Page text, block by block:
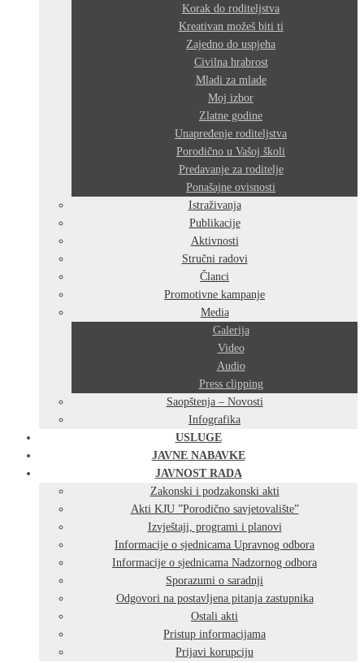
Korak do roditeljstva
Kreativan možeš biti ti
Zajedno do uspjeha
Civilna hrabrost
Mladi za mlade
Moj izbor
Zlatne godine
Unapređenje roditeljstva
Porodično u Vašoj školi
Predavanje za roditelje
Ponašajne ovisnosti
Istraživanja
Publikacije
Aktivnosti
Stručni radovi
Članci
Promotivne kampanje
Media
Galerija
Video
Audio
Press clipping
Saopštenja – Novosti
Infografika
USLUGE
JAVNE NABAVKE
JAVNOST RADA
Zakonski i podzakonski akti
Akti KJU ”Porodično savjetovalište”
Izvještaji, programi i planovi
Informacije o sjednicama Upravnog odbora
Informacije o sjednicama Nadzornog odbora
Sporazumi o saradnji
Odgovori na postavljena pitanja zastupnika
Ostali akti
Pristup informacijama
Prijavi korupciju